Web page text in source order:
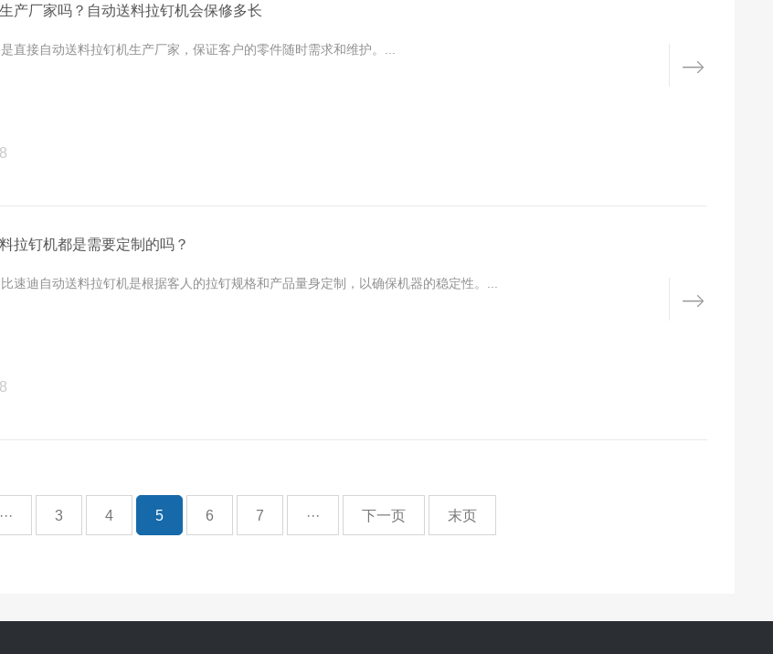
产厂家吗？自动送料拉钉机会保修多长
直接自动送料拉钉机生产厂家，保证客户的零件随时需求和维护。...
拉钉机都是需要定制的吗？
速迪自动送料拉钉机是根据客人的拉钉规格和产品量身定制，以确保机器的稳定性。...
··· 3 4 5 6 7 ··· 下一页 末页